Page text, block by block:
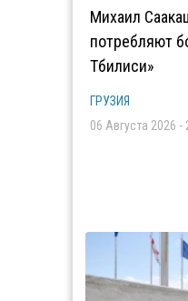
Михаил
потребляют
Тбилиси»
ГРУЗИЯ
06 Августа 2026 -